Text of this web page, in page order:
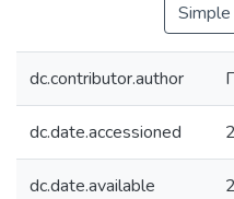
dc.contributor.author
dc.date.accessioned
dc.date.available